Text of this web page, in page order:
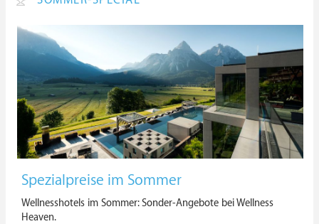
Spezialpreise im Sommer
Wellnesshotels im Sommer: Sonder-Angebote bei Wellness
Heaven.